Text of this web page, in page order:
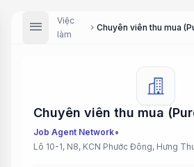
menu
Việc
làm
chevron_right
Job Agent Network•
Lô 10-1, N8, KCN Phước Đông, Hưng